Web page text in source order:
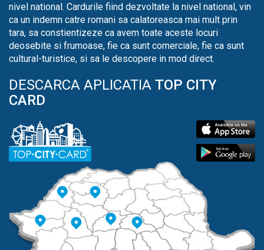
nivel national. Cardurile fiind dezvoltate la nivel national, vin
ca un indemn catre romani sa calatoreasca mai mult prin
tara, sa constientizeze ca avem toate aceste locuri
deosebite si frumoase, fie ca sunt comerciale, fie ca sunt
cultural-turistice, si sa le descopere in mod direct.
DESCARCA APLICATIA TOP CITY
CARD